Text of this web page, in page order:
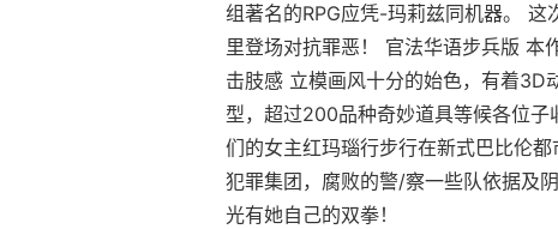
组著名的RPG应凭-玛莉兹同机器。
里登场对抗罪恶！ 官法华语步兵版 本
击肢感 立模画风十分的始色，有着3D
型，超过200品种奇妙道具等候各位
们的女主红玛瑙行步行在新式巴比伦
犯罪集团，腐败的警/察一些队依据及
光有她自己的双拳！